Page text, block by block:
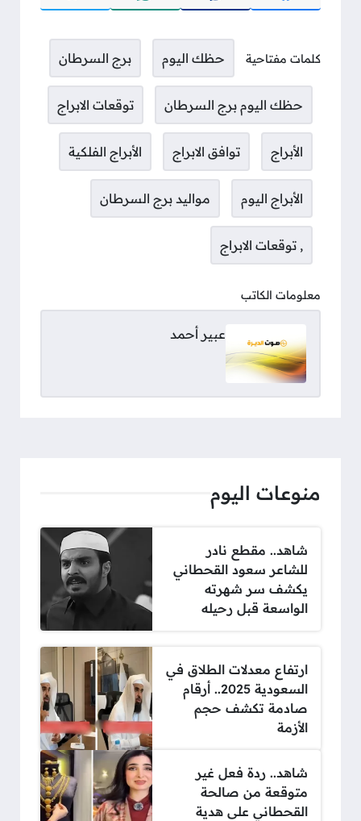
كلمات مفتاحية حظك اليوم برج السرطان
حظك اليوم برج السرطان توقعات الابراج
الأبراج توافق الابراج الأبراج الفلكية
الأبراج اليوم مواليد برج السرطان
, توقعات الابراج
معلومات الكاتب
عبير أحمد
منوعات اليوم
شاهد.. مقطع نادر
للشاعر سعود القحطاني
يكشف سر شهرته
الواسعة قبل رحيله
ارتفاع معدلات الطلاق في
السعودية 2025.. أرقام
صادمة تكشف حجم
الأزمة
شاهد.. ردة فعل غير
متوقعة من صالحة
القحطاني على هدية